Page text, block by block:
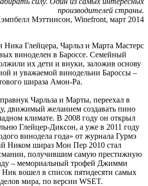
производителей страны.
Мэттинсон, Winefront, март 2014
Ника Глейцера, Чарльз и Марта Мастерс
виноделен в Бароссе. Семейный
их дети и внуки, заложив основу
и уважаемой винодельни Бароссы –
шираза Амон-Ра.
Чарльза и Марты, переехал в
движимый желанием создавать пино
климате. В 2008 году он открыл
Глейцер-Диксон, а уже в 2011 году
винодела года» от журнала Гурмэ
Ником шираз Мон Пер 2010 стал
получившим самую престижную
– мемориальный трофей Джимми
Ник вошел в список пятидесяти самых
мира, по версии WSET.